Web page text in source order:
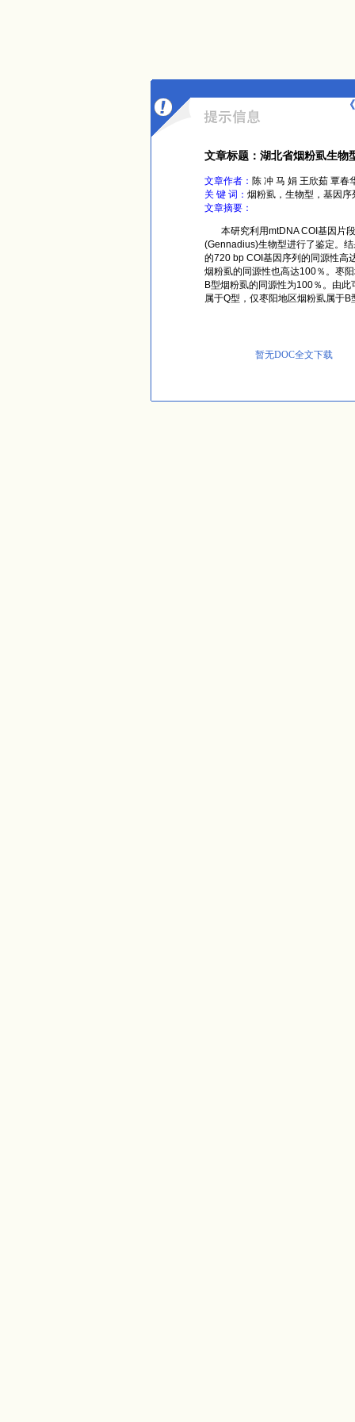
文章标题：湖北省烟粉虱生物
文章作者： 陈 冲 马 娟 王欣茹 覃春
关 键 词： 烟粉虱，生物型，基因序
文章摘要：
本研究利用mtDNA COI基因片
(Gennadius)生物型进行了鉴定。
的720 bp COI基因序列的同源性高
烟粉虱的同源性也高达100％。枣
B型烟粉虱的同源性为100％。由
属于Q型，仅枣阳地区烟粉虱属于B
暂无DOC全文下载